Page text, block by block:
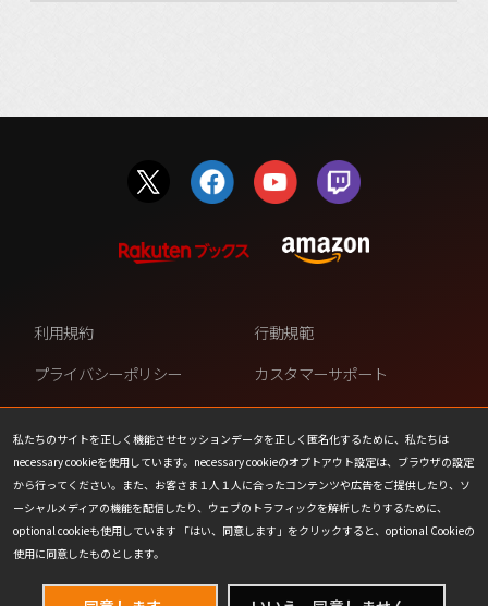
私たちのサイトを正しく機能させセッションデータを正しく匿名化するために、私たちは
necessary cookieを使用しています。necessary cookieのオプトアウト設定は、ブラウザの設定
から行ってください。また、お客さま１人１人に合ったコンテンツや広告をご提供したり、ソ
ーシャルメディアの機能を配信したり、ウェブのトラフィックを解析したりするために、
optional cookieも使用しています 「はい、同意します」をクリックすると、optional Cookieの
使用に同意したものとします。
利用規約
行動規範
プライバシーポリシー
カスタマーサポート
ファンコンテンツ・ポリシー
個人情報の販売や共有を許可し
ない
COOKIE
プレスリリース
会社情報
お問い合わせ